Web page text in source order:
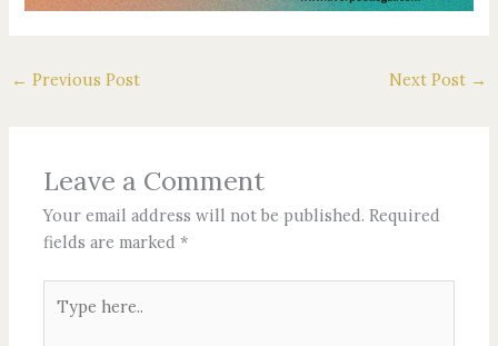
← Previous Post Next Post →
Leave a Comment
Your email address will not be published. Required
fields are marked*
here..